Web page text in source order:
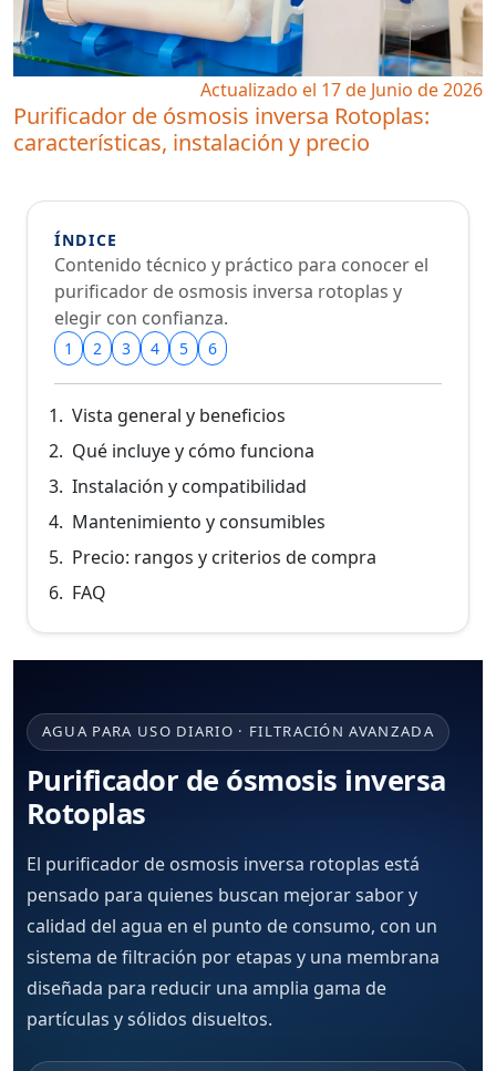
Actualizado el 17 de Junio de 2026
Purificador de ósmosis inversa Rotoplas:
características, instalación y precio
ÍNDICE
Contenido técnico y práctico para conocer el
purificador de osmosis inversa rotoplas y
elegir con confianza.
1 2 3 4 5 6
Vista general y beneficios
Qué incluye y cómo funciona
Instalación y compatibilidad
Mantenimiento y consumibles
Precio: rangos y criterios de compra
FAQ
AGUA PARA USO DIARIO · FILTRACIÓN AVANZADA
Purificador de ósmosis inversa
Rotoplas
El purificador de osmosis inversa rotoplas está
pensado para quienes buscan mejorar sabor y
calidad del agua en el punto de consumo, con un
sistema de filtración por etapas y una membrana
diseñada para reducir una amplia gama de
partículas y sólidos disueltos.